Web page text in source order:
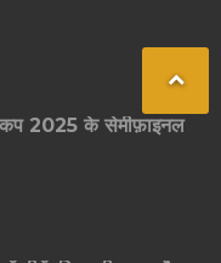
कप 2025 के सेमीफ़ाइनल